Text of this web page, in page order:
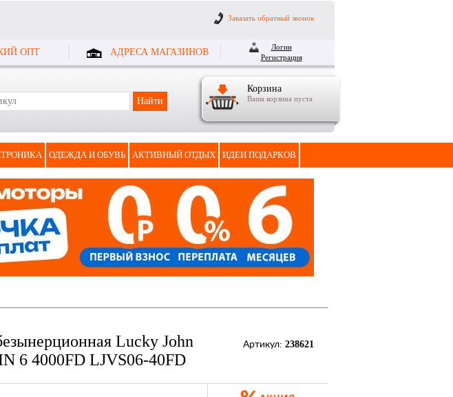
Заказать обратный звонок
ОПТ АДРЕСА МАГАЗИНОВ
Логин
Регистрация
Корзина
Ваша корзина пуста
ОДЕЖДА И ОБУВЬ АКТИВНЫЙ ОТДЫХ ИДЕИ ПОДАРКОВ
Lucky John
6 4000FD LJVS06-40FD
Артикул: 238621